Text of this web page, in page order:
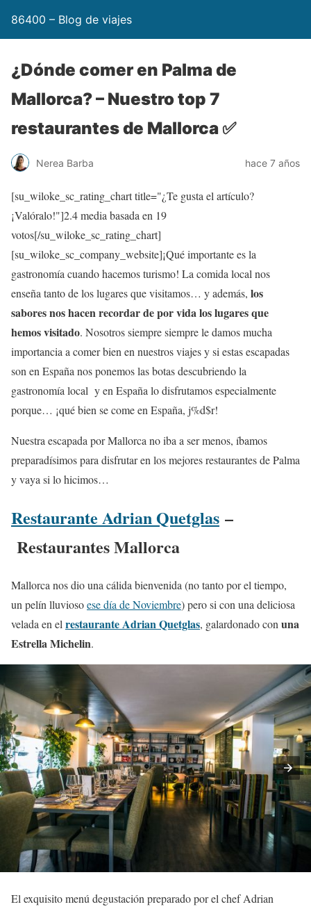
86400 – Blog de viajes
¿Dónde comer en Palma de
Mallorca? – Nuestro top 7
restaurantes de Mallorca ✅
Nerea Barba hace 7 años
[su_wiloke_sc_rating_chart title="¿Te gusta el artículo?
¡Valóralo!"]2.4media basada en 19
votos[/su_wiloke_sc_rating_chart]
[su_wiloke_sc_company_website]¡Qué importante es la
gastronomía cuando hacemos turismo! La comida local nos
enseña tanto de los lugares que visitamos… y además, los
sabores nos hacen recordar de por vida los lugares que
hemos visitado. Nosotros siempre siempre le damos mucha
importancia a comer bien en nuestros viajes y si estas escapadas
son en España nos ponemos las botas descubriendo la
gastronomía local y en España lo disfrutamos especialmente
porque… ¡qué bien se come en España, j%d$r!
Nuestra escapada por Mallorca no iba a ser menos, íbamos
preparadísimos para disfrutar en los mejores restaurantes de Palma
y vaya si lo hicimos…
Restaurante Adrian Quetglas –
Restaurantes Mallorca
Mallorca nos dio una cálida bienvenida (no tanto por el tiempo,
un pelín lluviosoese día de Noviembre) pero si con una deliciosa
velada en el restaurante Adrian Quetglas, galardonado con una
Estrella Michelin.
El exquisito menú degustación preparado por el chef Adrian